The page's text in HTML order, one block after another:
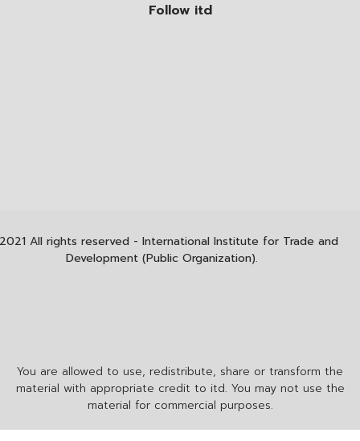
Follow itd
You are allowed to use, redistribute, share or transform the
material with appropriate credit to itd. You may not use the
material for commercial purposes.
All rights reserved - International Institute for Trade and
Development (Public Organization).